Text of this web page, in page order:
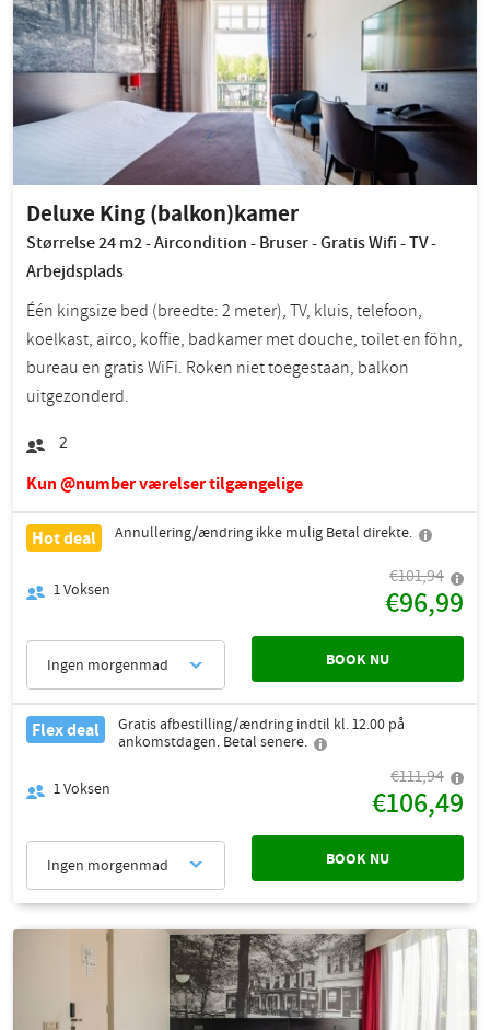
Deluxe King (balkon)kamer
Størrelse 24 m2 - Aircondition - Bruser - Gratis Wifi - TV -
Arbejdsplads
Één kingsize bed (breedte: 2 meter), TV, kluis, telefoon,
koelkast, airco, koffie, badkamer met douche, toilet en föhn,
bureau en gratis WiFi. Roken niet toegestaan, balkon
uitgezonderd.
2
Kun @number værelser tilgængelige
Hot deal Annullering/ændring ikke mulig Betal direkte.
1Voksen
€101,94
€96,99
Ingen morgenmad BOOK NU
Flex deal
Gratis afbestilling/ændring indtil kl. 12.00 på
ankomstdagen. Betal senere.
1Voksen
€111,94
€106,49
Ingen morgenmad BOOK NU